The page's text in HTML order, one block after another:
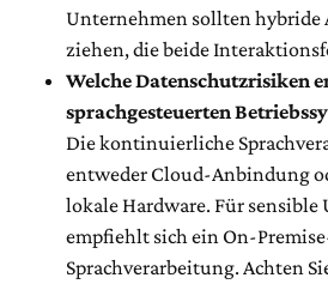
Unternehmen sollten hybride
ziehen, die beide
Welche Datenschutzrisiken
sprachgesteuerten
Die kontinuierliche
entweder Cloud-Anbindung
lokale Hardware. Für
empfiehlt sich ein On-
Sprachverarbeitung. Achten